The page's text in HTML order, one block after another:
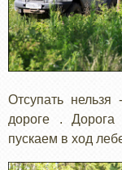
Отсупать
дороге .
пускаем в ход